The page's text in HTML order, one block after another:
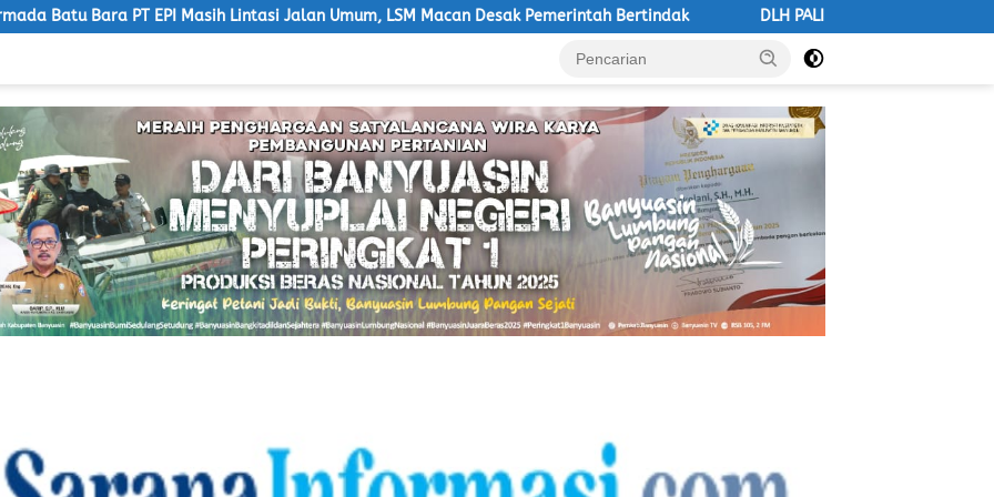
Masih Lintasi Jalan Umum, LSM Macan Desak Pemerintah Bertindak DLH PALI Didesak Bertindak, LSM Macan Ancam